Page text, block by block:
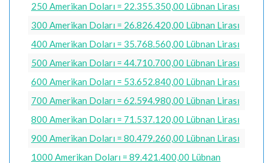
250 Amerikan Doları = 22.355.350,00 Lübnan Lirası
300 Amerikan Doları = 26.826.420,00 Lübnan Lirası
400 Amerikan Doları = 35.768.560,00 Lübnan Lirası
500 Amerikan Doları = 44.710.700,00 Lübnan Lirası
600 Amerikan Doları = 53.652.840,00 Lübnan Lirası
700 Amerikan Doları = 62.594.980,00 Lübnan Lirası
800 Amerikan Doları = 71.537.120,00 Lübnan Lirası
900 Amerikan Doları = 80.479.260,00 Lübnan Lirası
1000 Amerikan Doları = 89.421.400,00 Lübnan